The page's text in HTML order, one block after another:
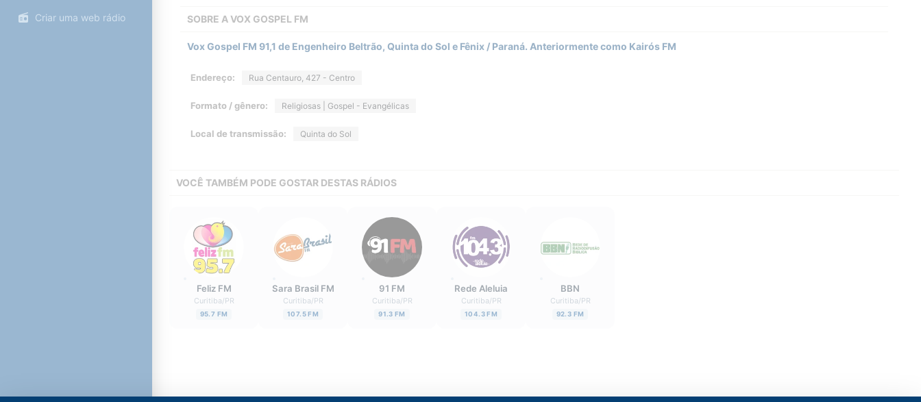
Criar uma web rádio SOBRE AVOX GOSPEL FM
Vox Gospel FM 91,1 de Engenheiro Beltrão, Quinta do Sol e Fênix / Paraná. Anteriormente como Kairós FM
Endereço: Rua Centauro, 427 - Centro
Formato / gênero: Religiosas | Gospel - Evangélicas
Local de transmissão: Quinta do Sol
VOCÊ TAMBÉM PODE GOSTAR DESTAS RÁDIOS
Feliz FM
Curitiba/PR
95.7 FM
Sara Brasil FM
Curitiba/PR
107.5 FM
91 FM
Curitiba/PR
91.3 FM
Rede Aleluia
Curitiba/PR
104.3 FM
BBN
Curitiba/PR
92.3 FM